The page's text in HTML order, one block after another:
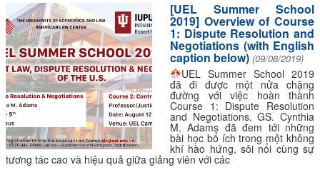
[UEL Summer School
2019] Overview of Course
1: Dispute Resolution and
Negotiations (with English
caption below) (09/08/2019)
UEL Summer School 2019
đã đi được một nửa chặng
đường với việc hoàn thành
Course 1: Dispute Resolution
and Negotiations. GS. Cynthia
M. Adams đã đem tới những
bài học bổ ích trong một không
khí hào hứng, sôi nổi cùng sự
tương tác cao và hiệu quả giữa giảng viên với các